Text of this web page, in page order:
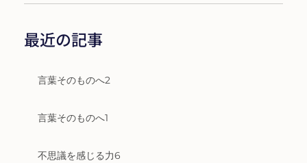
最近の記事
言葉そのものへ2
言葉そのものへ1
不思議を感じる力6